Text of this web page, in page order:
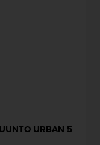
URBAN 5